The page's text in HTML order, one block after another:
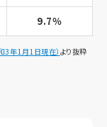
9.7％
3年1月1日現在） より抜粋